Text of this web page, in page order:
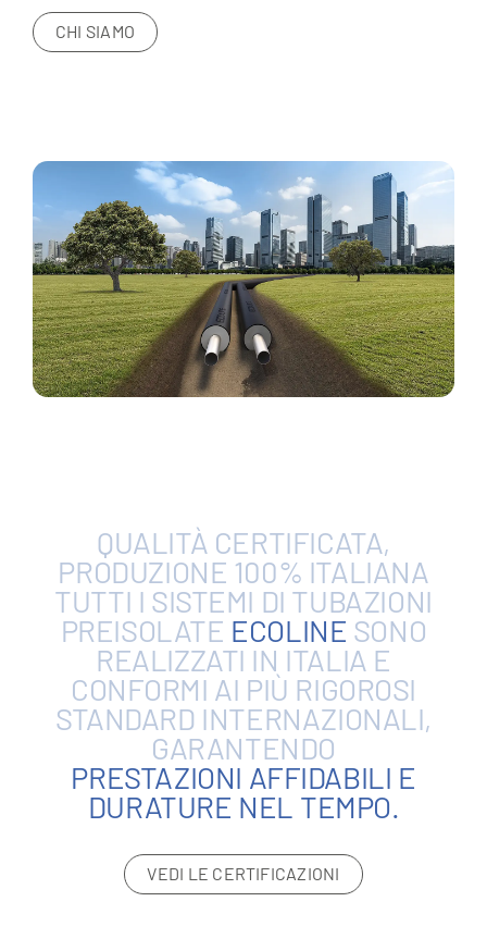
CHI SIAMO
QUALITÀ CERTIFICATA,
PRODUZIONE 100% ITALIANA
TUTTI I SISTEMI DI TUBAZIONI
PREISOLATE ECOLINE SONO
REALIZZATI IN ITALIA E
CONFORMI AI PIÙ RIGOROSI
STANDARD INTERNAZIONALI,
GARANTENDO
PRESTAZIONI AFFIDABILI E
DURATURE NEL TEMPO.
VEDI LE CERTIFICAZIONI